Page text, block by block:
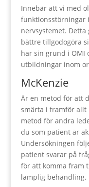
Innebär att vi med
funktionsstörningar
nervsystemet.
bättre tillgodogöra
har sin grund i OMI
utbildningar inom
McKenzie
Är en metod för att
smärta i framför allt
metod för andra
du som patient är
Undersökningen
patient svarar på
för att komma fram
lämplig behandling.